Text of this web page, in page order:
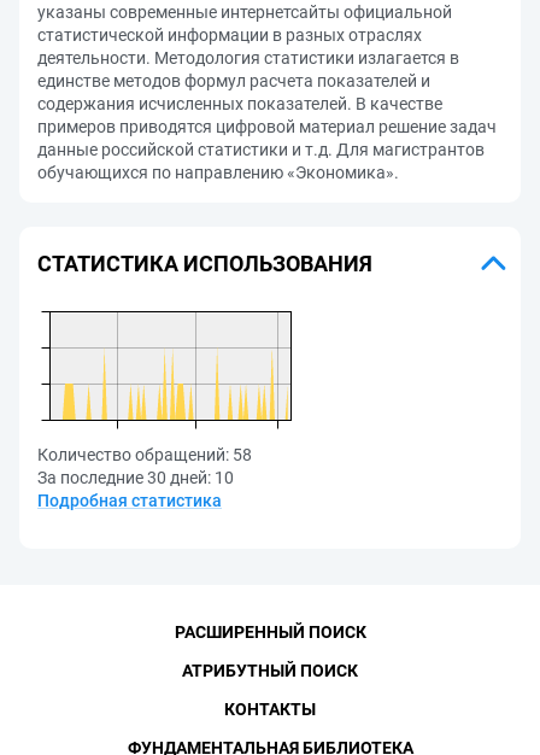
указаны современные интернетсайты официальной
статистической информации в разных отраслях
деятельности. Методология статистики излагается в
единстве методов формул расчета показателей и
содержания исчисленных показателей. В качестве
примеров приводятся цифровой материал решение задач
данные российской статистики и т.д. Для магистрантов
обучающихся по направлению «Экономика».
СТАТИСТИКА ИСПОЛЬЗОВАНИЯ
Количество обращений: 58
За последние 30 дней: 10
Подробная статистика
РАСШИРЕННЫЙ ПОИСК
АТРИБУТНЫЙ ПОИСК
КОНТАКТЫ
ФУНДАМЕНТАЛЬНАЯ БИБЛИОТЕКА